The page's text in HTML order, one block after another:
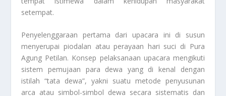
setempat.
Penyelenggaraan pertama dari upacara ini di susun
menyerupai piodalan atau perayaan hari suci di Pura
Agung Petilan. Konsep pelaksanaan upacara mengikuti
sistem pemujaan para dewa yang di kenal dengan
istilah “tata dewa”, yakni suatu metode penyusunan
arca atau simbol-simbol dewa secara sistematis dan